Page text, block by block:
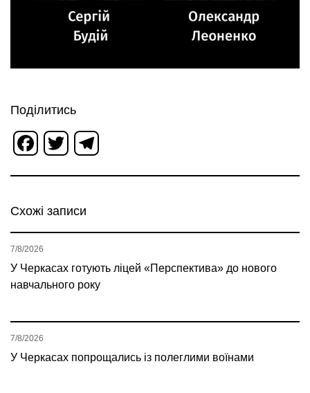
Поділитись
Facebook
Twitter
Схожі записи
У Черкасах готують ліцей «Перспектива» до нового
навчального року
7/8/2026
У Черкасах попрощались із полеглими воїнами
7/8/2026